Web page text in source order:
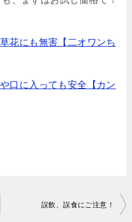
花にも無害【二オワンち
口に入っても安全【カン
誤飲、誤食にご注意！